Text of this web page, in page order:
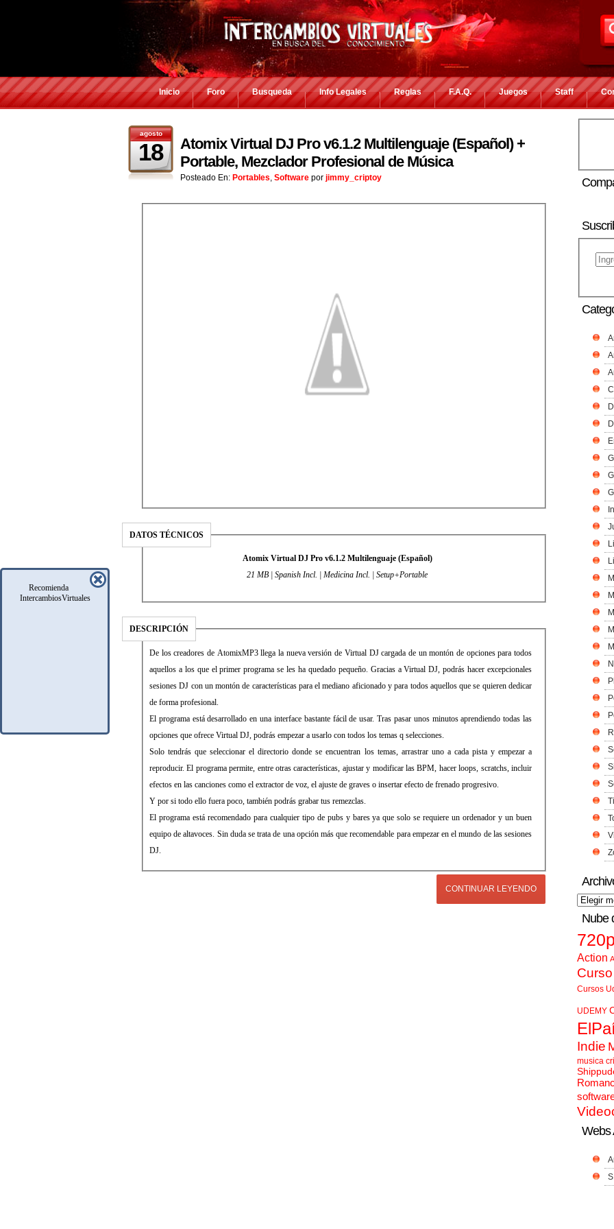
Recomienda
IntercambiosVirtuales
Inicio Foro Busqueda Info Legales Reglas F.A.Q. Juegos Staff
agosto
18
Atomix Virtual DJ Pro v6.1.2 Multilenguaje (Español) +
Portable, Mezclador Profesional de Música
Posteado En: Portables, Software por jimmy_criptoy
DATOS TÉCNICOS
Atomix Virtual DJ Pro v6.1.2 Multilenguaje (Español)
21 MB | Spanish Incl. | Medicina Incl. | Setup+Portable
DESCRIPCIÓN
De los creadores de AtomixMP3 llega la nueva versión de Virtual DJ cargada de un montón de opciones para todos
aquellos a los que el primer programa se les ha quedado pequeño. Gracias a Virtual DJ, podrás hacer excepcionales
sesiones DJ con un montón de características para el mediano aficionado y para todos aquellos que se quieren dedicar
de forma profesional.
El programa está desarrollado en una interface bastante fácil de usar. Tras pasar unos minutos aprendiendo todas las
opciones que ofrece Virtual DJ, podrás empezar a usarlo con todos los temas q selecciones.
Solo tendrás que seleccionar el directorio donde se encuentran los temas, arrastrar uno a cada pista y empezar a
reproducir. El programa permite, entre otras características, ajustar y modificar las BPM, hacer loops, scratchs, incluir
efectos en las canciones como el extractor de voz, el ajuste de graves o insertar efecto de frenado progresivo.
Y por si todo ello fuera poco, también podrás grabar tus remezclas.
El programa está recomendado para cualquier tipo de pubs y bares ya que solo se requiere un ordenador y un buen
equipo de altavoces. Sin duda se trata de una opción más que recomendable para empezar en el mundo de las sesiones
DJ.
CONTINUAR LEYENDO
Nube
Action
Cursos
UDEMY
Indie
musica
Webs